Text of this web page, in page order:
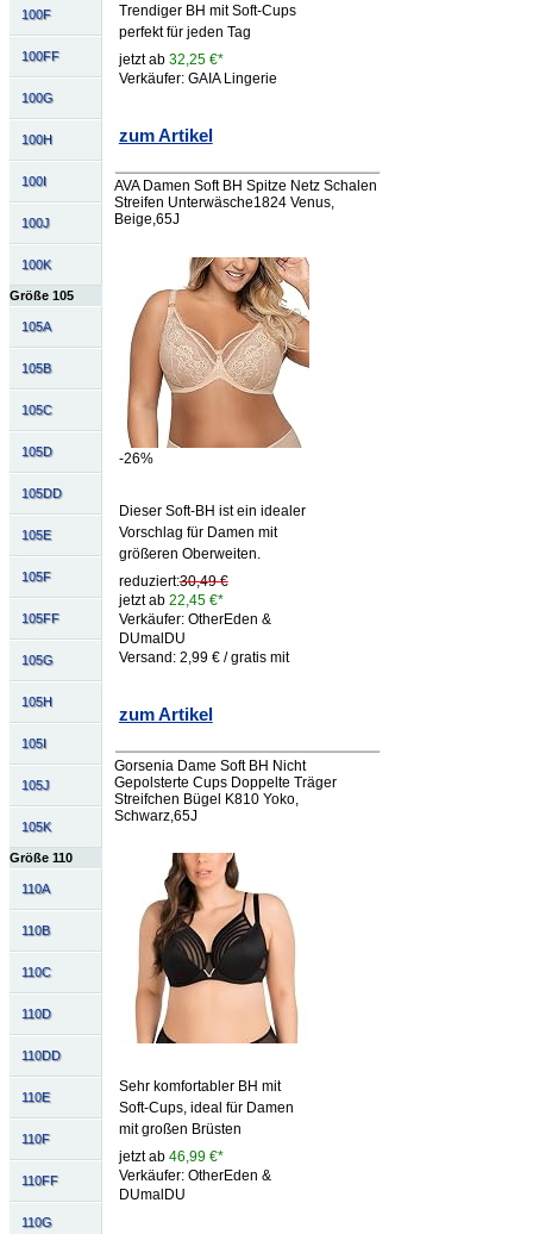
100F
100FF
100G
100H
100I
100J
100K
Größe 105
105A
105B
105C
105D
105DD
105E
105F
105FF
105G
105H
105I
105J
105K
Größe 110
110A
110B
110C
110D
110DD
110E
110F
110FF
110G
Trendiger BH mit Soft-Cups
perfekt für jeden Tag
jetzt ab 32,25 €*
Verkäufer: GAIA Lingerie
zum Artikel
AVA Damen Soft BH Spitze Netz Schalen
Streifen Unterwäsche1824 Venus,
Beige,65J
-26%
Dieser Soft-BH ist ein idealer
Vorschlag für Damen mit
größeren Oberweiten.
reduziert:30,49 €
jetzt ab 22,45 €*
Verkäufer: OtherEden &
DUmalDU
Versand: 2,99 € / gratis mit
zum Artikel
Gorsenia Dame Soft BH Nicht
Gepolsterte Cups Doppelte Träger
Streifchen Bügel K810 Yoko,
Schwarz,65J
Sehr komfortabler BH mit
Soft-Cups, ideal für Damen
mit großen Brüsten
jetzt ab 46,99 €*
Verkäufer: OtherEden &
DUmalDU